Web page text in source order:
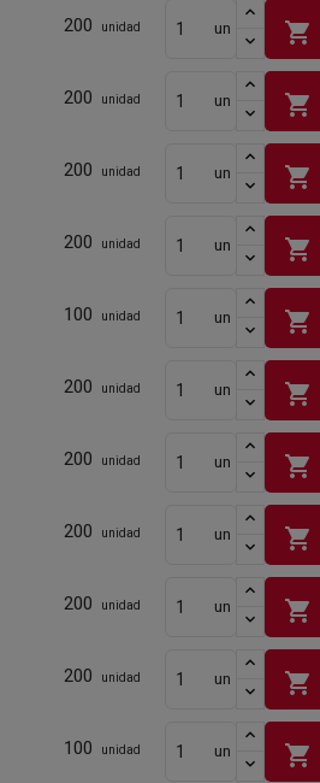
200 unidad un shopping_cart
200 unidad un shopping_cart
200 unidad un shopping_cart
200 unidad un shopping_cart
100 unidad un shopping_cart
200 unidad un shopping_cart
200 unidad un shopping_cart
200 unidad un shopping_cart
200 unidad un shopping_cart
200 unidad un shopping_cart
100 unidad un shopping_cart